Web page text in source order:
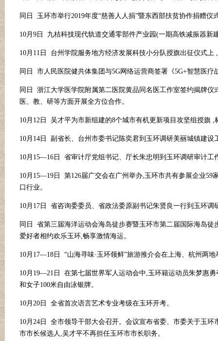
同日 玉环市举行2019年度“慈善人人捐”暨东西部扶贫协作捐赠仪
10月9日 九桔科技现代轨道交通零部件产业园(一期高铁减振器新
10月11日 台州学院服务地方经济发展科技小分队授旗出征仪式
同日 市人民医院健共体集团与5G网络运营商签署《5G+智慧医
同日
浙江大学医学院附属第二医院黄品同名医工作室签约揭牌仪
医、教、研等方面开展全方位合作。
10月12日 吴才平为市新组建的8个城市有机更新项目攻坚组授旗
10月14日 副省长、台州市委书记陈奕君到玉环调研美丽城镇建设
10月15—16日 省审计厅党组书记、厅长朱忠明到玉环调研审计工
10月15—19日 第126届广交会在广州举办,玉环市共有参展企业59
口行业。
10月17日 省咨询委委员、省政法委原副书记朱贤良一行到玉环调
同日
省第三届海洋运动会海岛徒步赛暨玉环市第二届国际海岛徒
爱好者相约欢乐玉环,畅享激情海运。
10月17—18日 “山海寻味· 玉环领鲜”旅游推介会在上海、杭州两地
10月19—21日 在第七届世界军人运动会中,玉环籍运动员朱梦惠
和女子100米自由泳银牌。
10月20日 全省首次语言艺术专业考级在玉环开考。
10月24日 全市领导干部大会召开。会议宣布省委、市委关于玉
市市长候选人,吴才平不再担任玉环市市长职务。